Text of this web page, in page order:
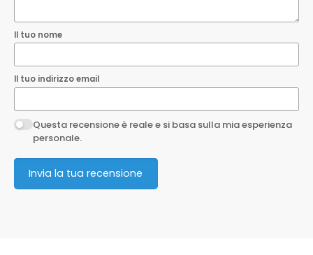
Invia la tua recensione
Il tuo nome
Il tuo indirizzo email
Questa recensione è reale e si basa sulla mia esperienza
personale.
Invia la tua recensione